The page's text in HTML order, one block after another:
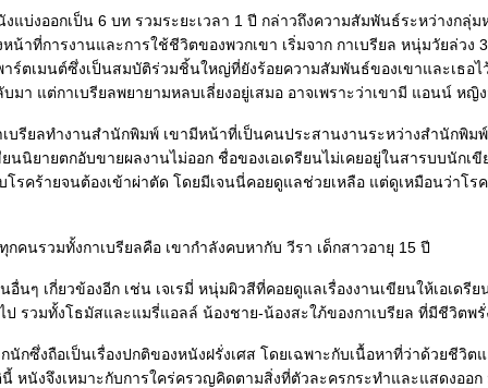
งแบ่งออกเป็น 6 บท รวมระยะเวลา 1 ปี กล่าวถึงความสัมพันธ์ระหว่างกลุ่
หน้าที่การงานและการใช้ชีวิตของพวกเขา เริ่มจาก กาเบรียล หนุ่มวัยล่วง
าร์ตเมนต์ซึ่งเป็นสมบัติร่วมชิ้นใหญ่ที่ยังร้อยความสัมพันธ์ของเขาและเธอไ
บมา แต่กาเบรียลพยายามหลบเลี่ยงอยู่เสมอ อาจเพราะว่าเขามี แอนน์ หญิ
เบรียลทำงานสำนักพิมพ์ เขามีหน้าที่เป็นคนประสานงานระหว่างสำนักพิม
ยนนิยายตกอับขายผลงานไม่ออก ชื่อของเอเดรียนไม่เคยอยู่ในสารบบนักเ
รคร้ายจนต้องเข้าผ่าตัด โดยมีเจนนี่คอยดูแลช่วยเหลือ แต่ดูเหมือนว่าโร
คนรวมทั้งกาเบรียลคือ เขากำลังคบหากับ วีรา เด็กสาวอายุ 15 ปี
นๆ เกี่ยวข้องอีก เช่น เจเรมี่ หนุ่มผิวสีที่คอยดูแลเรื่องงานเขียนให้เอเดรี
ป รวมทั้งโธมัสและแมรี่แอลล์ น้องชาย-น้องสะใภ้ของกาเบรียล ที่มีชีวิตพ
นักซึ่งถือเป็นเรื่องปกติของหนังฝรั่งเศส โดยเฉพาะกับเนื้อหาที่ว่าด้วยชีวิ
นังจึงเหมาะกับการใคร่ครวญคิดตามสิ่งที่ตัวละครกระทำและแสดงออก